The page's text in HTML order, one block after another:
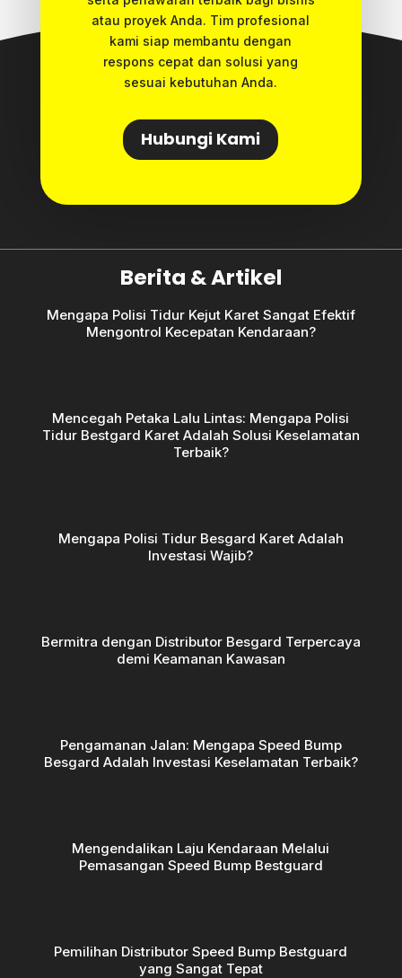
atau proyek Anda. Tim profesional
kami siap membantu dengan
respons cepat dan solusi yang
sesuai kebutuhan Anda.
Hubungi Kami
Berita & Artikel
Mengapa Polisi Tidur Kejut Karet Sangat Efektif
Mengontrol Kecepatan Kendaraan?
Mencegah Petaka Lalu Lintas: Mengapa Polisi
Tidur Bestgard Karet Adalah Solusi Keselamatan
Terbaik?
Mengapa Polisi Tidur Besgard Karet Adalah
Investasi Wajib?
Bermitra dengan Distributor Besgard Terpercaya
demi Keamanan Kawasan
Pengamanan Jalan: Mengapa Speed Bump
Besgard Adalah Investasi Keselamatan Terbaik?
Mengendalikan Laju Kendaraan Melalui
Pemasangan Speed Bump Bestguard
Pemilihan Distributor Speed Bump Bestguard
yang Sangat Tepat